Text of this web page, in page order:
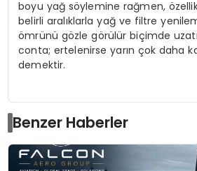
boyu yağ söylemine rağmen,
belirli aralıklarla yağ ve filtre
ömrünü gözle görülür biçimde
conta; ertelenirse yarın çok daha
demektir.
Benzer Haberler